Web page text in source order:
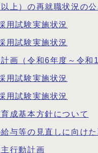
上）の再就職状況の公
用試験実施状況
用試験実施状況
画（令和6年度～令和
用試験実施状況
用試験実施状況
成基本方針について
与等の見直しに向け
行動計画